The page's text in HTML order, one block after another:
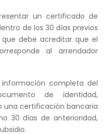
un certificado de
de los 30 días previos
debe acreditar que el
al arrendador
completa del
de identidad,
una certificación bancaria
30 días de anterioridad,